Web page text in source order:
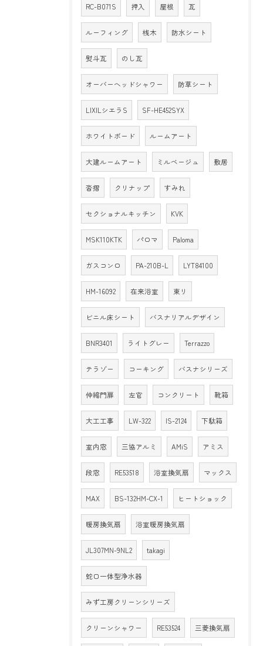
RC-B071S 押入 屋根 瓦
ルーフィング 桟木 防水シート
熨斗瓦 のし瓦
オーバーヘッドシャワー 防草シート
LIXILシエラS SF-HE452SYX
ホワイトボード ルームアート
大建ルームアート ミルベージュ 敷居
沓摺 クリナップ すみれ
セクショナルキッチン KVK
MSK110KTK パロマ Paloma
ガスコンロ PA-210B-L LYT84100
HM-16092 在来浴室 東リ
ビニル床シート バスナリアルデザイン
BNR3401 ライトグレー Terrazzo
テラゾー コーキング バスナシリーズ
伸縮門扉 左官 コンクリート 靴箱
大工工事 LW-322 IS-2124 下駄箱
室内窓 三協アルミ AMiS アミス
段窓 RE53518 浴室換気扇 マックス
MAX BS-132HM-CX-1 ヒートショック
暖房換気扇 浴室暖房換気扇
JL307MN-9NL2 takagi
蛇口一体型浄水器
みず工房クリーンシリーズ
クリーンシャワー RE53524 三菱換気扇